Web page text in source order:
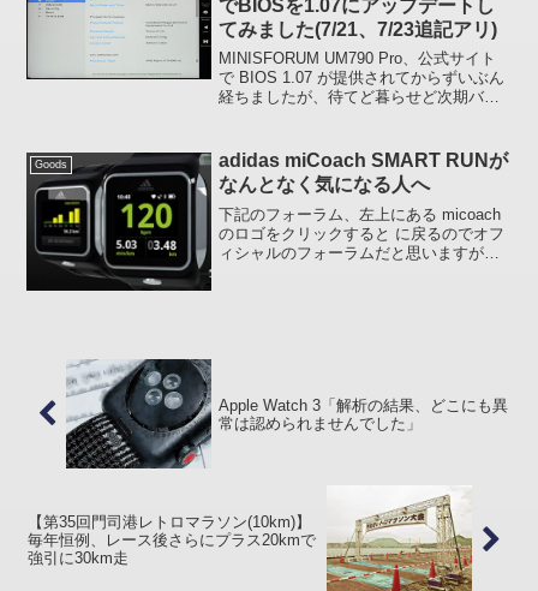
でBIOSを1.07にアップデートし
てみました(7/21、7/23追記アリ)
MINISFORUM UM790 Pro、公式サイト
で BIOS 1.07 が提供されてからずいぶん
経ちましたが、待てど暮らせど次期バー
けではないのですが...
Goods
adidas miCoach SMART RUNが
なんとなく気になる人へ
下記のフォーラム、左上にある micoach
のロゴをクリックすると に戻るのでオフ
ィシャルのフォーラムだと思いますが、
Apple Watch 3「解析の結果、どこにも異
常は認められませんでした」
【第35回門司港レトロマラソン(10km)】
毎年恒例、レース後さらにプラス20kmで
強引に30km走